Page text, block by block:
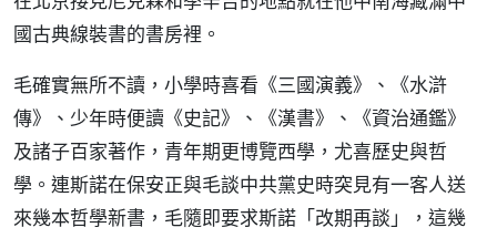
國古典線裝書的書房裡。
毛確實無所不讀，小學時喜看《三國演義》、《水滸
傳》、少年時便讀《史記》、《漢書》、《資治通鑑》
及諸子百家著作，青年期更博覽西學，尤喜歷史與哲
學。連斯諾在保安正與毛談中共黨史時突見有一客人送
來幾本哲學新書，毛隨即要求斯諾「改期再談」，這幾